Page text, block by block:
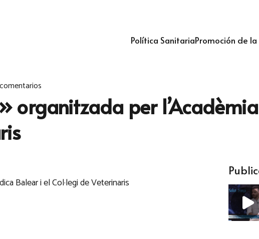
Política SanitariaPromoción de la
organitzada per
Balear i el Col·legi de Veterinaris